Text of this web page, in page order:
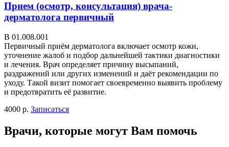
Прием (осмотр, консультация) врача-
дерматолога первичный
В 01.008.001
Первичный приём дерматолога включает осмотр кожи,
уточнение жалоб и подбор дальнейшей тактики диагностики
и лечения. Врач определяет причину высыпаний,
раздражений или других изменений и даёт рекомендации по
уходу. Такой визит помогает своевременно выявить проблему
и предотвратить её развитие.
4000 р. Записаться
Врачи, которые могут Вам помочь